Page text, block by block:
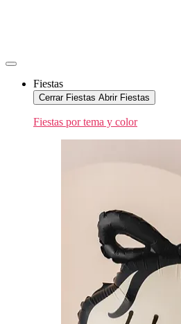
Fiestas
Cerrar Fiestas Abrir Fiestas
Fiestas por tema y color